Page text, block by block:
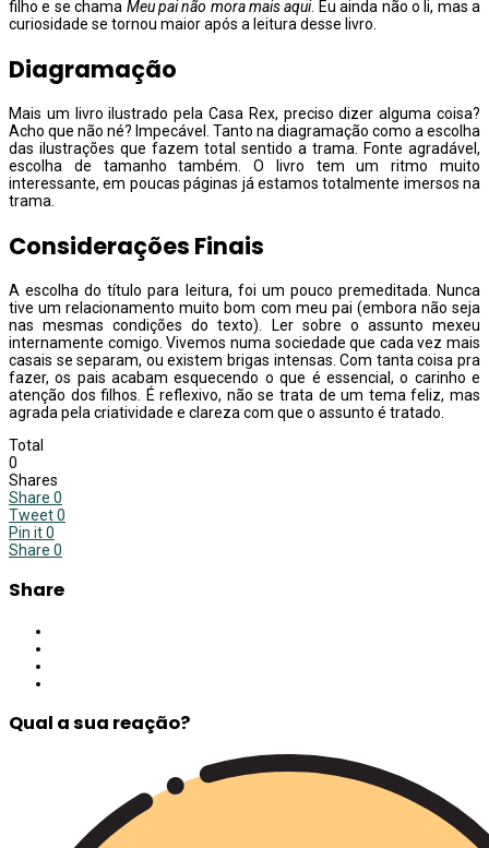
filho e se chama Meu pai não mora mais aqui. Eu ainda não o li, mas a
curiosidade se tornou maior após a leitura desse livro.
Diagramação
Mais um livro ilustrado pela Casa Rex, preciso dizer alguma coisa?
Acho que não né? Impecável. Tanto na diagramação como a escolha
das ilustrações que fazem total sentido a trama. Fonte agradável,
escolha de tamanho também. O livro tem um ritmo muito
interessante, em poucas páginas já estamos totalmente imersos na
trama.
Considerações Finais
A escolha do título para leitura, foi um pouco premeditada. Nunca
tive um relacionamento muito bom com meu pai (embora não seja
nas mesmas condições do texto). Ler sobre o assunto mexeu
internamente comigo. Vivemos numa sociedade que cada vez mais
casais se separam, ou existem brigas intensas. Com tanta coisa pra
fazer, os pais acabam esquecendo o que é essencial, o carinho e
atenção dos filhos. É reflexivo, não se trata de um tema feliz, mas
agrada pela criatividade e clareza com que o assunto é tratado.
Total
0
Shares
Share 0
Tweet0
Pin it0
Share 0
Share
Qual a sua reação?